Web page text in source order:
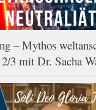
– Mythos
3 mit Dr. Sacha